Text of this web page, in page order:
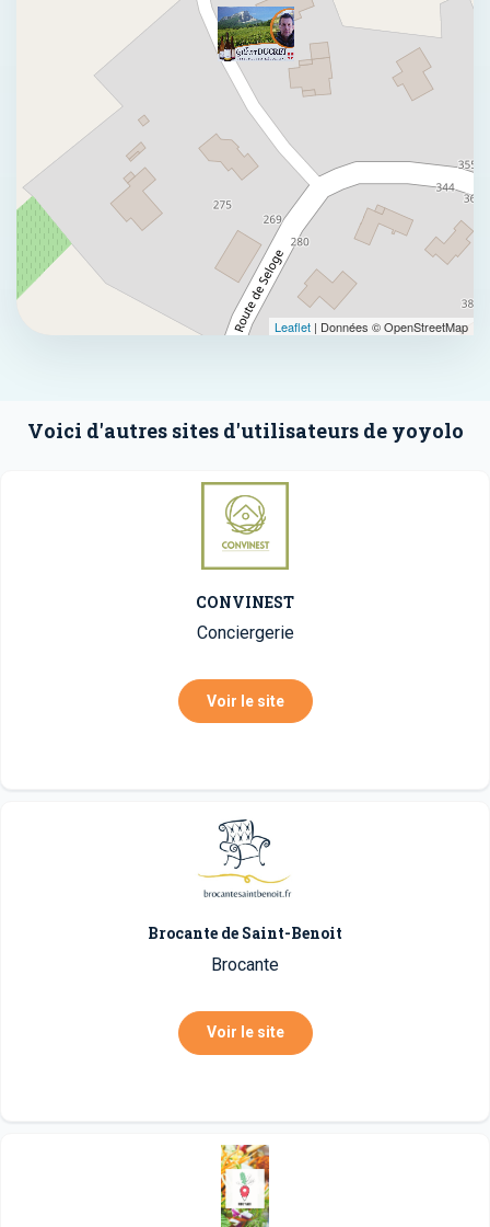
Leaflet | Données © OpenStreetMap
Voici d'autres sites d'utilisateurs de yoyolo
CONVINEST
Conciergerie
Voir le site
Brocante de Saint-Benoit
Brocante
Voir le site